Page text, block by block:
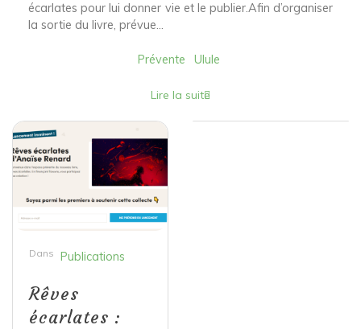
écarlates pour lui donner vie et le publier.Afin d’organiser
la sortie du livre, prévue...
Prévente Ulule
Lire la suite
Dans Publications
Rêves
écarlates :